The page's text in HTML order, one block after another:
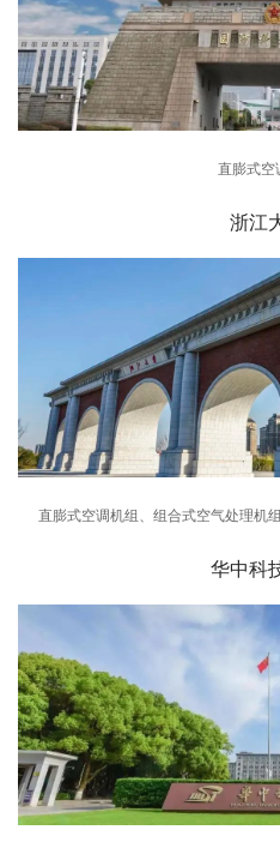
直膨式空
浙江
直膨式空调机组、组合式空气处理机
华中科